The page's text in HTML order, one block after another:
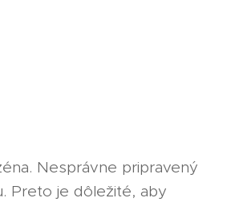
Nesprávne pripravený
Preto je dôležité, aby